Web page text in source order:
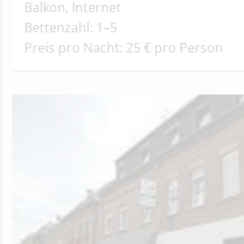
Balkon, Internet
Bettenzahl: 1–5
Preis pro Nacht: 25 € pro Person